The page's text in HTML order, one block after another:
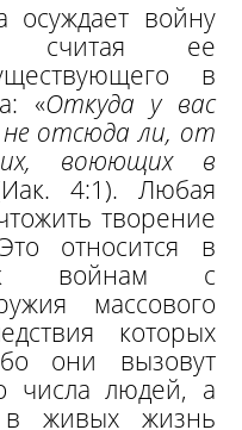
осуждает войну
считая ее
в
«Откуда у вас
отсюда ли, от
воюющих в
4:1). Любая
творение
Это относится в
к войнам с
массового
которых
они вызовут
числа людей, а
в живых жизнь